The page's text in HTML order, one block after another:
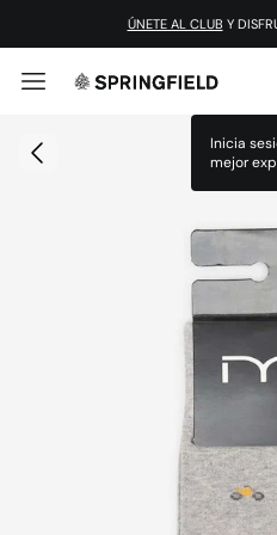
ÚNETE AL CLUB Y
Inicia
mejor